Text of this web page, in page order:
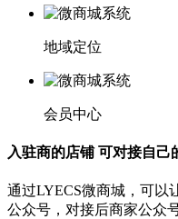
地域定位
会员中心
入驻商的店铺 可对接自己
通过LYECS微商城，可以
公众号，对接后商家公众